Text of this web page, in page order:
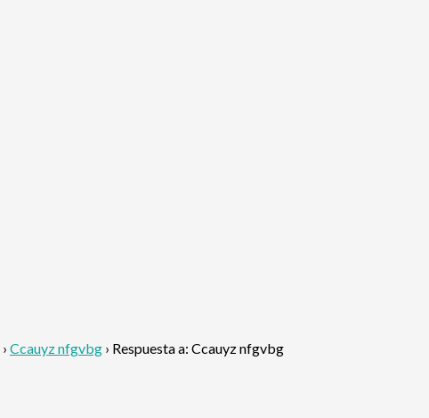
› Ccauyz nfgvbg › Respuesta a: Ccauyz nfgvbg